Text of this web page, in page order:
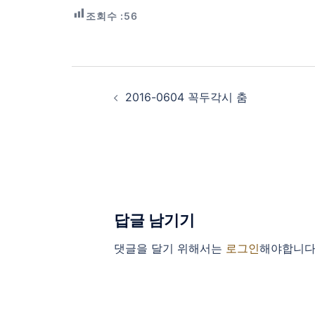
조회수 :56
Post
navigation
2016-0604 꼭두각시 춤
답글 남기기
댓글을 달기 위해서는 로그인해야합니